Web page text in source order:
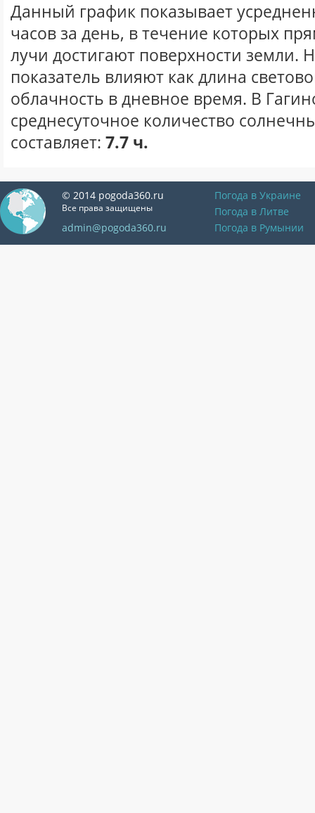
Данный график показывает
часов за день, в течение которых
лучи достигают поверхности земли.
показатель влияют как длина
облачность в дневное время. В
среднесуточное количество
составляет: 7.7 ч.
© 2014 pogoda360.ru
Все права защищены
admin@pogoda360.ru
Погода в Украине
Погода в Литве
Погода в Румынии